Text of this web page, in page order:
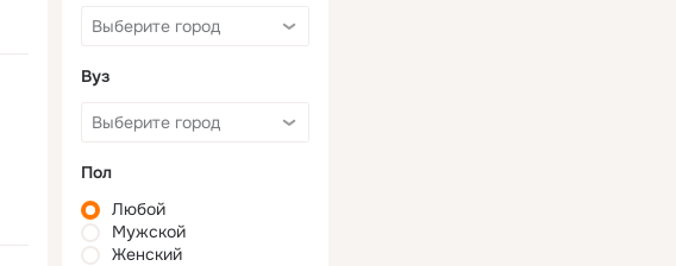
Вуз
Пол
Любой
Мужской
Женский